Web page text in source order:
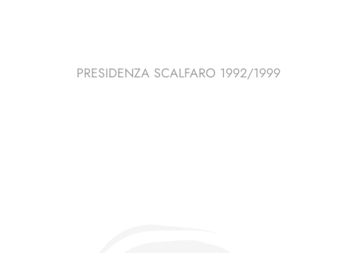
PRESIDENZA SCALFARO 1992/1999